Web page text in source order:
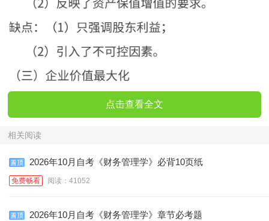
点击查看全文
相关阅读
2026年10月自考《财务管理学》必背10页纸
免费畅看 阅读：41052
2026年10月自考《财务管理学》章节必考题